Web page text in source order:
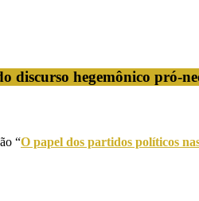
discurso hegemônico pró-
“O papel dos partidos políticos